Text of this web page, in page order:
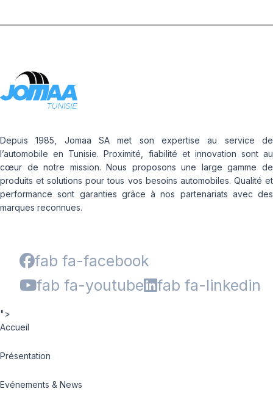
Depuis 1985, Jomaa SA met son expertise au service de
l’automobile en Tunisie. Proximité, fiabilité et innovation sont au
cœur de notre mission. Nous proposons une large gamme de
produits et solutions pour tous vos besoins automobiles. Qualité et
performance sont garanties grâce à nos partenariats avec des
marques reconnues.
fab fa-facebook
fab fa-youtube
fab fa-linkedin
">
Accueil
Présentation
Evénements & News